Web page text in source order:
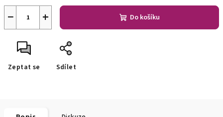
+
− Do košíku
Zeptat se Sdílet